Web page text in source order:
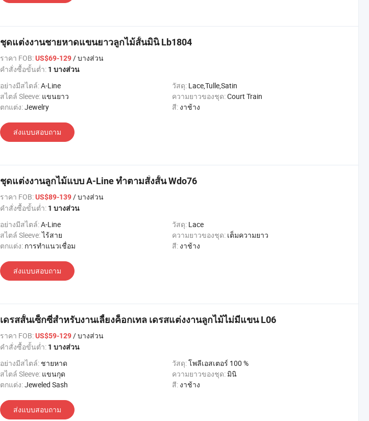
ชุดแต่งงานชายหาดแขนยาวลูกไม้สั้นมินิ Lb1804
ราคา FOB:US$69-129/ บางส่วน
คำสั่งซื้อขั้นต่ำ: 1 บางส่วน
อย่างมีสไตล์:A-Line วัสดุ: Lace,Tulle,Satin
สไตล์ Sleeve: แขนยาว ความยาวของชุด:Court Train
ตกแต่ง:Jewelry สี: งาช้าง
ส่งแบบสอบถาม
ชุดแต่งงานลูกไม้แบบ A-Line ทำตามสั่งสั้น Wdo76
ราคา FOB:US$89-139/ บางส่วน
คำสั่งซื้อขั้นต่ำ: 1 บางส่วน
อย่างมีสไตล์:A-Line วัสดุ: Lace
สไตล์ Sleeve:ไร้สาย ความยาวของชุด: เต็มความยาว
ตกแต่ง: การทำแนวเชื่อม สี: งาช้าง
ส่งแบบสอบถาม
เดรสสั้นเซ็กซี่สำหรับงานเลี้ยงค็อกเทล เดรสแต่งงานลูกไม้ไม่มีแขน L06
ราคา FOB:US$59-129/ บางส่วน
คำสั่งซื้อขั้นต่ำ: 1 บางส่วน
อย่างมีสไตล์: ชายหาด วัสดุ:โพลีเอสเตอร์ 100 %
สไตล์ Sleeve: แขนกุด ความยาวของชุด:มินิ
ตกแต่ง:Jeweled Sash สี: งาช้าง
ส่งแบบสอบถาม